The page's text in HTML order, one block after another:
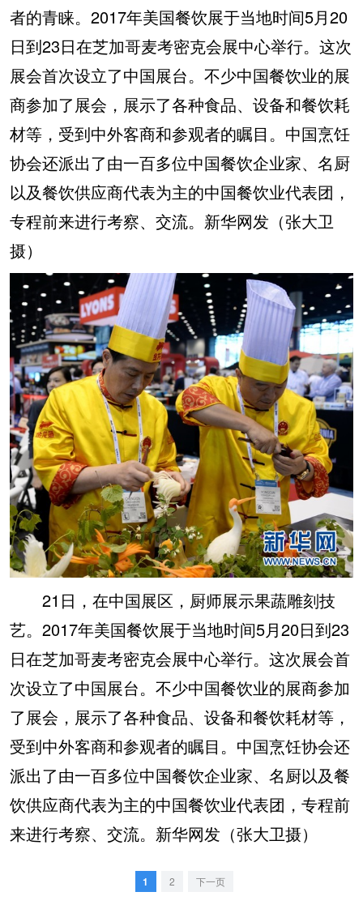
者的青睐。2017年美国餐饮展于当地时间5月20
日到23日在芝加哥麦考密克会展中心举行。这次
展会首次设立了中国展台。不少中国餐饮业的展
商参加了展会，展示了各种食品、设备和餐饮耗
材等，受到中外客商和参观者的瞩目。中国烹饪
协会还派出了由一百多位中国餐饮企业家、名厨
以及餐饮供应商代表为主的中国餐饮业代表团，
专程前来进行考察、交流。新华网发（张大卫
摄）
21日，在中国展区，厨师展示果蔬雕刻技
艺。2017年美国餐饮展于当地时间5月20日到23
日在芝加哥麦考密克会展中心举行。这次展会首
次设立了中国展台。不少中国餐饮业的展商参加
了展会，展示了各种食品、设备和餐饮耗材等，
受到中外客商和参观者的瞩目。中国烹饪协会还
派出了由一百多位中国餐饮企业家、名厨以及餐
饮供应商代表为主的中国餐饮业代表团，专程前
来进行考察、交流。新华网发（张大卫摄）
1 2 下一页